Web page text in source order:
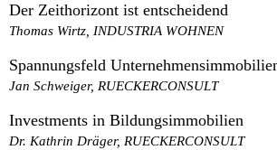
Der Zeithorizont ist entscheidend
Thomas Wirtz, INDUSTRIA WOHNEN
Spannungsfeld
Jan Schweiger, RUECKERCONSULT
Investments in Bildungsimmobilien
Dr. Kathrin Dräger, RUECKERCONSULT